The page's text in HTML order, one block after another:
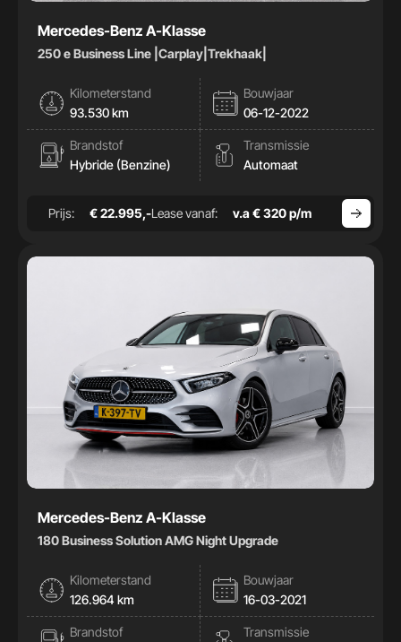
Mercedes-Benz A-Klasse
250 e Business Line |Carplay|Trekhaak|
Kilometerstand
93.530 km
Bouwjaar
06-12-2022
Brandstof
Hybride (Benzine)
Transmissie
Automaat
Prijs: € 22.995,-Lease vanaf: v.a € 320 p/m
Mercedes-Benz A-Klasse
180 Business Solution AMG Night Upgrade
Kilometerstand
126.964 km
Bouwjaar
16-03-2021
Brandstof
Transmissie